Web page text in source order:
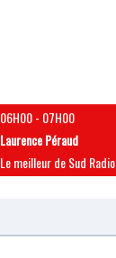
06H00- 07H00
Laurence Péraud
Le meilleur de Sud Radio